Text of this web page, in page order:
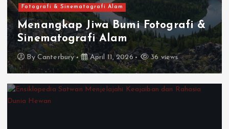
Fotografi & Sinematografi Alam
Menangkap Jiwa Bumi Fotografi &
Sinematografi Alam
By Canterbury April 11, 2026 36 views